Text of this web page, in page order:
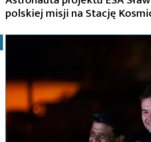
polskiej misji na Stację